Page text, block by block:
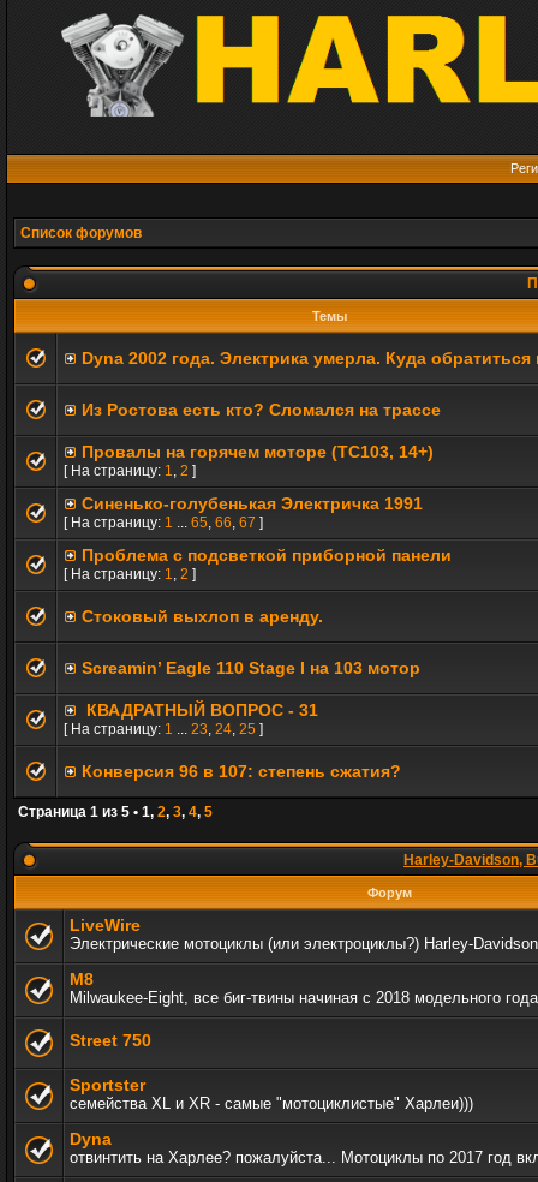
Список форумов
Темы
Dyna 2002 года. Электрика умерла. Куда
Из Ростова есть кто? Сломался на трассе
Провалы на горячем моторе (TC103, 14+)
[ На страницу: 1, 2 ]
Синенько-голубенькая Электричка 1991
[ На страницу: 1 ... 65, 66, 67 ]
Проблема с подсветкой приборной панели
[ На страницу: 1, 2 ]
Стоковый выхлоп в аренду.
Screamin’ Eagle 110 Stage I на 103 мотор
КВАДРАТНЫЙ ВОПРОС - 31
[ На страницу: 1 ... 23, 24, 25 ]
Конверсия 96 в 107: степень сжатия?
Страница 1 из 5 • 1, 2, 3, 4, 5
Harley-Davidson,
Форум
LiveWire
Электрические мотоциклы (или электроциклы?) Harley-Davidson
M8
Milwaukee-Eight, все биг-твины начиная с 2018 модельного
Street 750
Sportster
семейства XL и XR - самые "мотоциклистые" Харлеи)))
Dyna
отвинтить на Харлее? пожалуйста... Мотоциклы по 2017 год